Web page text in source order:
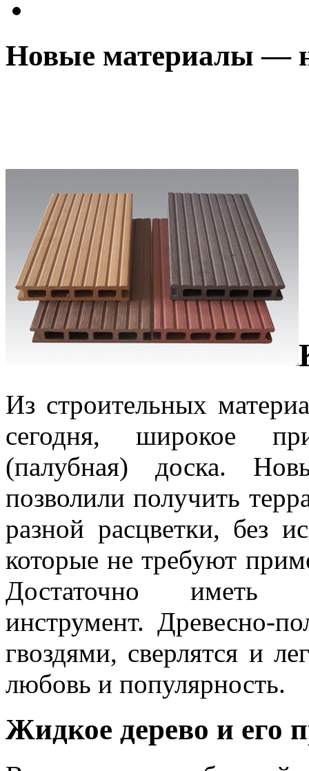
Новые материалы —
Из строительных
сегодня, широкое
(палубная) доска.
позволили получить
разной расцветки, без
которые не требуют
Достаточно иметь
инструмент. Древесно-
гвоздями, сверлятся и
любовь и популярность.
Жидкое дерево и его